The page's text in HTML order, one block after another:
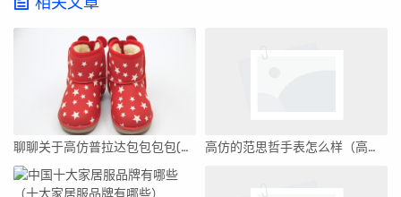
聊聊关于高仿普拉达包包包包(答案揭晓) 高仿的范思哲手表怎么样（高仿的范思哲手表）